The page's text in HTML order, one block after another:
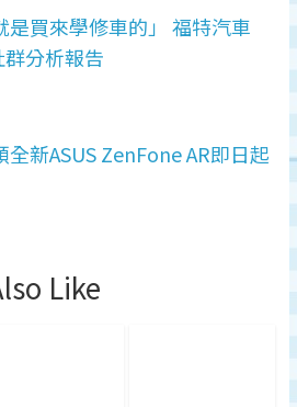
買來學修車的」 福特汽車
群分析報告
新ASUS ZenFone AR即日起
Like